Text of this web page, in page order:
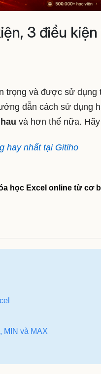
3 điều
trọng và được sử
dẫn cách sử dụng
và hơn thế nữa.
hay nhất tại Gitiho
học Excel online từ cơ
MIN và MAX